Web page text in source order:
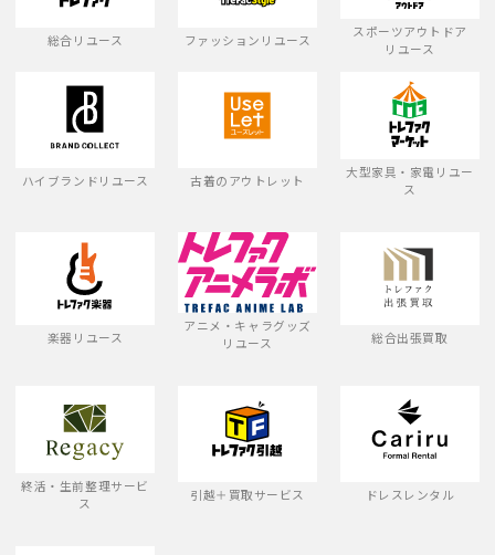
総合リユース ファッションリユース
スポーツアウトドア
リユース
ハイブランドリユース 古着のアウトレット
大型家具・家電リユー
ス
楽器リユース
アニメ・キャラグッズ
リユース
総合出張買取
終活・生前整理サービ
ス
引越＋買取サービス ドレスレンタル